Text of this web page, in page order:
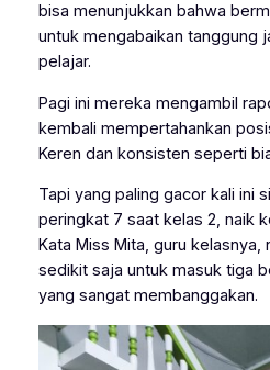
bisa menunjukkan bahwa
untuk mengabaikan tanggung
pelajar.
Pagi ini mereka mengambil
kembali mempertahankan
Keren dan konsisten seperti
Tapi yang paling gacor kali ini
peringkat 7 saat kelas 2, naik
Kata Miss Mita, guru kelasnya,
sedikit saja untuk masuk tiga
yang sangat membanggakan.